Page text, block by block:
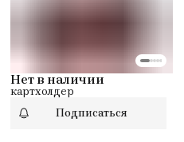
Нет в наличии
картхолдер
Подписаться